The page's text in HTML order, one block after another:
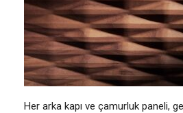
Her arka kapı ve çamurluk paneli,